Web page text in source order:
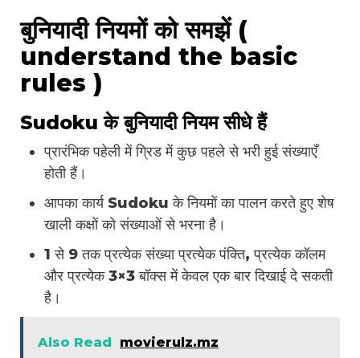
बुनियादी नियमों को समझें (
understand the basic
rules )
Sudoku के बुनियादी नियम सीधे हैं
प्रारंभिक पहेली में ग्रिड में कुछ पहले से भरी हुई संख्याएँ
होती हैं।
आपका कार्य Sudoku के नियमों का पालन करते हुए शेष
खाली कक्षों को संख्याओं से भरना है।
1 से 9 तक प्रत्येक संख्या प्रत्येक पंक्ति, प्रत्येक कॉलम
और प्रत्येक 3×3 बॉक्स में केवल एक बार दिखाई दे सकती
है।
Also Read movierulz.mz